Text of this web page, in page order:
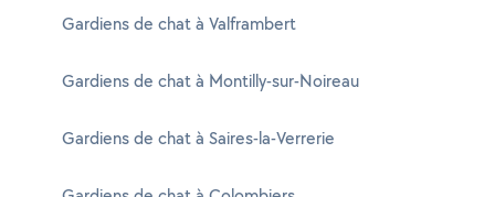
Gardiens de chat à Valframbert
Gardiens de chat à Montilly-sur-Noireau
Gardiens de chat à Saires-la-Verrerie